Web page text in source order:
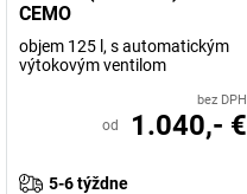
CEMO
objem 125 l, s automatickým
výtokovým ventilom
bez DPH
od 1.040,- €
5-6 týždne